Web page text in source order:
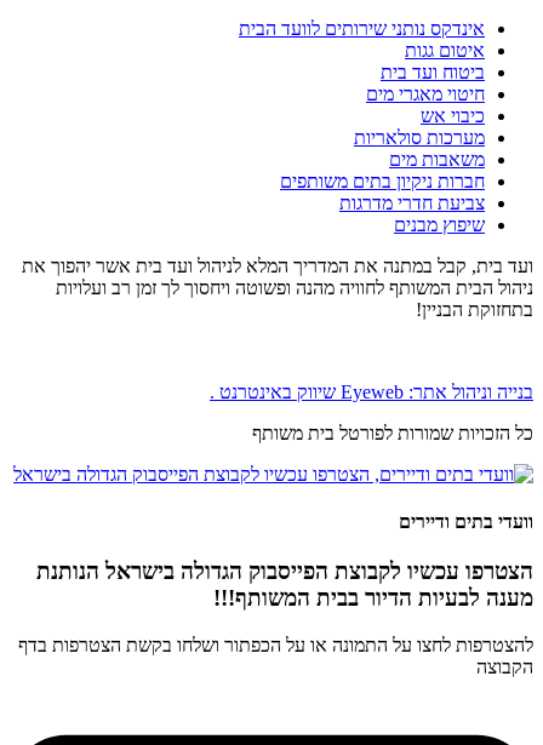
אינדקס נותני שירותים לוועד הבית
איטום גגות
ביטוח ועד בית
חיטוי מאגרי מים
כיבוי אש
מערכות סולאריות
משאבות מים
חברות ניקיון בתים משותפים
צביעת חדרי מדרגות
שיפוץ מבנים
ועד בית, קבל במתנה את המדריך המלא לניהול ועד בית אשר יהפוך את
ניהול הבית המשותף לחוויה מהנה ופשוטה ויחסוך לך זמן רב ועלויות
בתחזוקת הבניין!
בנייה וניהול אתר: Eyeweb שיווק באינטרנט .
כל הזכויות שמורות לפורטל בית משותף
וועדי בתים ודיירים
הצטרפו עכשיו לקבוצת הפייסבוק הגדולה בישראל הנותנת
מענה לבעיות הדיור בבית המשותף!!!
להצטרפות לחצו על התמונה או על הכפתור ושלחו בקשת הצטרפות בדף
הקבוצה